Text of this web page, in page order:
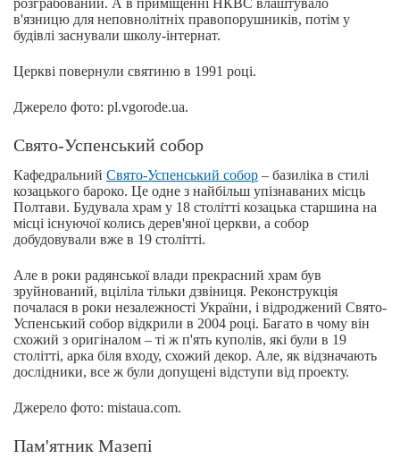
розграбований. А в приміщенні НКВС влаштувало
в'язницю для неповнолітніх правопорушників, потім у
будівлі заснували школу-інтернат.
Церкві повернули святиню в 1991 році.
Джерело фото: pl.vgorode.ua.
Свято-Успенський собор
Кафедральний Свято-Успенський собор – базиліка в стилі
козацького бароко. Це одне з найбільш упізнаваних місць
Полтави. Будувала храм у 18 столітті козацька старшина на
місці існуючої колись дерев'яної церкви, а собор
добудовували вже в 19 столітті.
Але в роки радянської влади прекрасний храм був
зруйнований, вціліла тільки дзвіниця. Реконструкція
почалася в роки незалежності України, і відроджений Свято-
Успенський собор відкрили в 2004 році. Багато в чому він
схожий з оригіналом – ті ж п'ять куполів, які були в 19
столітті, арка біля входу, схожий декор. Але, як відзначають
дослідники, все ж були допущені відступи від проекту.
Джерело фото: mistaua.com.
Пам'ятник Мазепі